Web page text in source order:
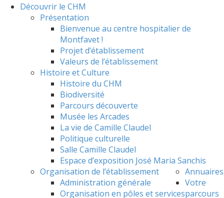
Découvrir le CHM
Présentation
Bienvenue au centre hospitalier de
Montfavet !
Projet d’établissement
Valeurs de l’établissement
Histoire et Culture
Histoire du CHM
Biodiversité
Parcours découverte
Musée les Arcades
La vie de Camille Claudel
Politique culturelle
Salle Camille Claudel
Espace d’exposition José Maria Sanchis
Organisation de l’établissement
Administration générale
Organisation en pôles et services
Annuaires
Votre
parcours